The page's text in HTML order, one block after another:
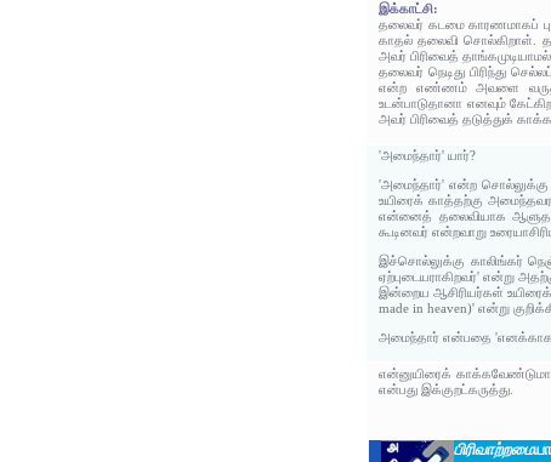
இக்காட்சி:
தலைவர் கடமை காரணமாகப்
காதல் தலைவி சொல்கிறாள்.
அவர் பிரிவைத்
தலைவர் நெடிது பிரிந்து
என்ற எண்ணம் அவளை
உடன்பாடுதானா எனவும்
அவர் பிரிவைத் தடுத்துக்
'அமைந்தார்' யார்?
'அமைந்தார்' என்ற சொல்லுக்கு
உயிரைக் காத்தற்கு
என்னைத் தலைவியாக
கூடினவர் என்றவாறு
இச்சொல்லுக்கு காலிங்கர்
ஏற்புடையராகிறவர்' என்று
இன்றைய ஆசிரியர்கள்
made in heaven)' என்று
அமைந்தார் என்பதை
என்னுயிரைக்
என்பது இக்குறட்கருத்து.
பிரிவாற்றமை